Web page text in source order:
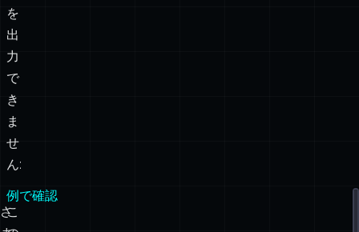
を
出
力
で
き
ま
せ
ん:
さこ
例で確認